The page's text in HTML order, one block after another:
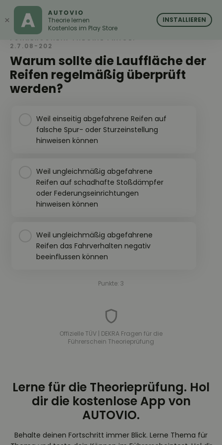
AUTOVIO
Warum sollte die Lauffläche der
Reifen regelmäßig überprüft
werden?
FÜHRERSCHEIN THEORIE FRAGE:
2.7.08-202
Weil einseitig abgefahrene Reifen auf
falsche Spur- oder Sturzeinstellung
hinweisen können
Weil ungleichmäßig abgefahrene
Reifen auf schadhafte Stoßdämpfer
oder Federungseinrichtungen
hinweisen können
Weil ungleichmäßig abgefahrene
Reifen das Fahrverhalten negativ
beeinflussen können
Punkte: 3
Offizielle TÜV | DEKRA Fragen für die
Führerschein Theorieprüfung
Lerne für die Theorieprüfung. Hol
dir die kostenlose App von
AUTOVIO.
Behalte deinen Fortschritt immer Blick. Lerne Thema für
× AUTOVIO
Theorie lernen
Kostenlos im Play Store
INSTALLIEREN